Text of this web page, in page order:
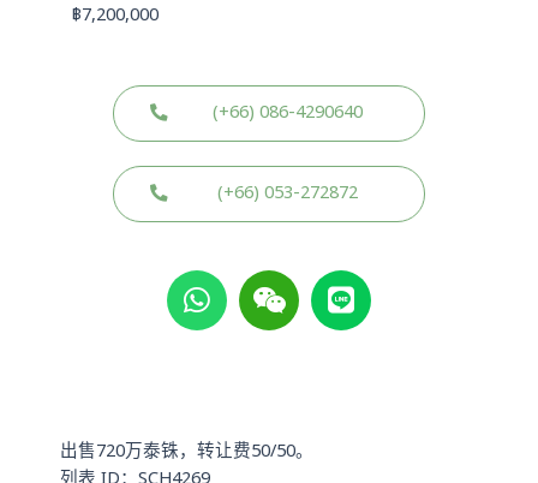
฿7,200,000
(+66) 086-4290640
(+66) 053-272872
W
h
a
p
p
W
e
i
L
i
n
出售720万泰铢，转让费50/50。